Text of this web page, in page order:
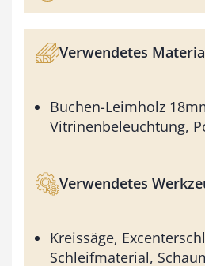
Verwendetes
Buchen-Leimholz
Vitrinenbeleuchtung,
Verwendetes
Kreissäge,
Schleifmaterial,